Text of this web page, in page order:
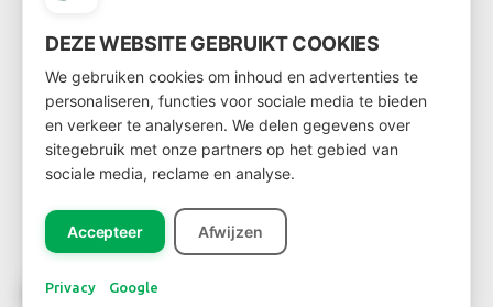
Wil je klant worden?
Ga dan viadeze linknaar het klantenformulier
NIEUWSBRIEF
DEZE WEBSITE GEBRUIKT COOKIES
We gebruiken cookies om inhoud en advertenties te
personaliseren, functies voor sociale media te bieden
en verkeer te analyseren. We delen gegevens over
sitegebruik met onze partners op het gebied van
sociale media, reclame en analyse.
Accepteer Afwijzen
Privacy Google